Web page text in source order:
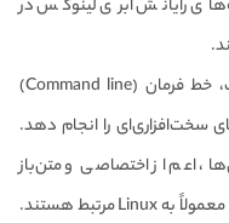
رایانش ابری لینوکس در
درحقیقت، خط فرمان (Command line)
سخت‌افزاری‌ای را انجام دهد.
اعم از اختصاصی و متن‌باز
(Open source)، در‌دسترس قرار دارند؛ اما معمولاً به Linux مرتبط هستند.